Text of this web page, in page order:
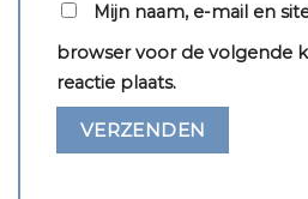
Mijn naam, e-mail en
browser voor de volgende
reactie plaats.